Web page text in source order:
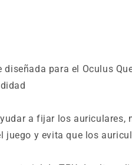
para el Oculus
a fijar los auriculares,
y evita que los